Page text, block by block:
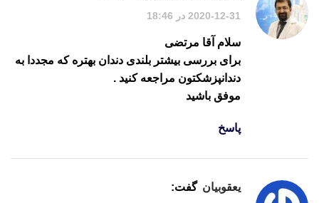
2020-12-31 در 18:46
سلام آقا مرتضی
برای بررسی بیشتر بلندی دندان بهتره که مجددا به
دندانپزشکتون مراجعه کنید .
موفق باشید
پاسخ
یعقوبیان گفت: